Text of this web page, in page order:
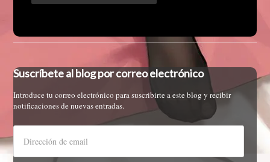
Suscríbete al blog por correo electrónico
Introduce tu correo electrónico para suscribirte a este blog y recibir
notificaciones de nuevas entradas.